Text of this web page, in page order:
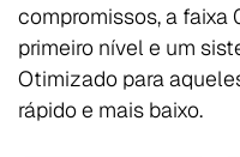
compromissos, a
primeiro nível e um
Otimizado para
rápido e mais baixo.